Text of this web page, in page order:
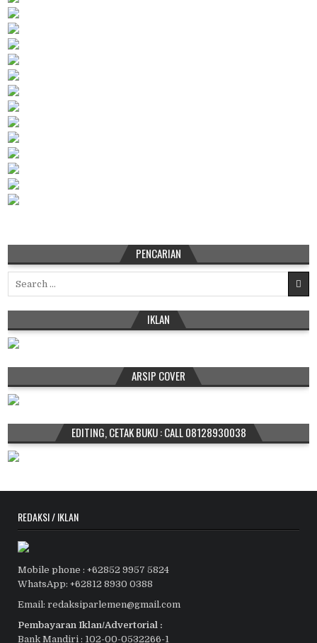
PENCARIAN
IKLAN
ARSIP COVER
EDITING, CETAK BUKU : CALL 08128930038
REDAKSI / IKLAN
Mobile phone : +62852 9957 5824
WhatsApp: +62812 8930 0388
Email: redaksiparlemen@gmail.com
Pembayaran Iklan/Advertorial :
Bank Mandiri : 102-00-0532266-1